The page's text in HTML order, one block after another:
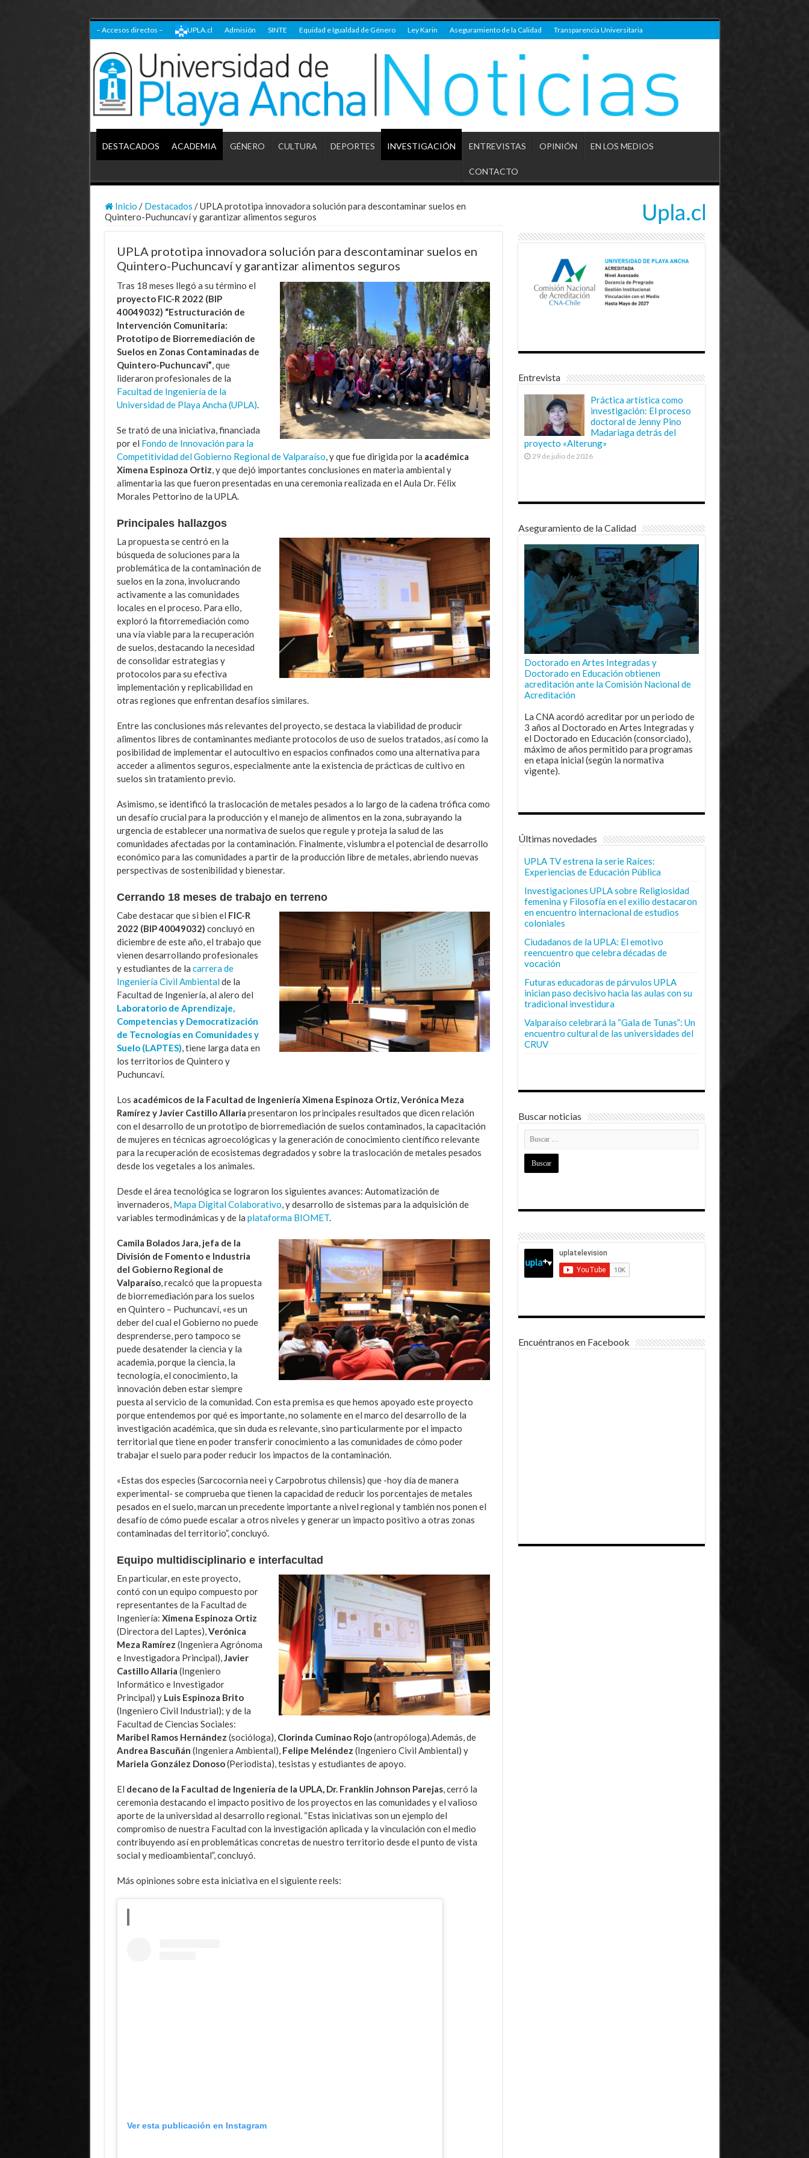
– Accesos directos – UPLA.cl Admisión SINTE Equidad e Igualdad de Género Ley Karin Aseguramiento de la Calidad Transparencia Universitaria
DESTACADOS ACADEMIA GÉNERO CULTURA DEPORTES INVESTIGACIÓN ENTREVISTAS OPINIÓN EN LOS MEDIOS
CONTACTO
Inicio / Destacados /UPLA prototipa innovadora solución para descontaminar suelos en
Quintero-Puchuncaví y garantizar alimentos seguros
UPLA prototipa innovadora solución para descontaminar suelos en
Quintero-Puchuncaví y garantizar alimentos seguros
Tras 18 meses llegó a su término el
proyecto FIC-R 2022 (BIP
40049032) “Estructuración de
Intervención Comunitaria:
Prototipo de Biorremediación de
Suelos en Zonas Contaminadas de
Quintero-Puchuncaví” , que
lideraron profesionales de la
Facultad de Ingeniería de la
Universidad de Playa Ancha (UPLA)
Se trató de una iniciativa, financiada
por el Fondo de Innovación para la
Competitividad del Gobierno Regional de Valparaíso , y que fue dirigida por la académica
Ximena Espinoza Ortiz , y que dejó importantes conclusiones en materia ambiental y
alimentaria las que fueron presentadas en una ceremonia realizada en el Aula Dr. Félix
Morales Pettorino de la UPLA.
Principales hallazgos
La propuesta se centró en la
búsqueda de soluciones para la
problemática de la contaminación de
suelos en la zona, involucrando
activamente a las comunidades
locales en el proceso. Para ello,
exploró la fitorremediación como
una vía viable para la recuperación
de suelos, destacando la necesidad
de consolidar estrategias y
protocolos para su efectiva
implementación y replicabilidad en
otras regiones que enfrentan desafíos similares.
Entre las conclusiones más relevantes del proyecto, se destaca la viabilidad de producir
alimentos libres de contaminantes mediante protocolos de uso de suelos tratados, así como la
posibilidad de implementar el autocultivo en espacios confinados como una alternativa para
acceder a alimentos seguros, especialmente ante la existencia de prácticas de cultivo en
suelos sin tratamiento previo.
Asimismo, se identificó la traslocación de metales pesados a lo largo de la cadena trófica como
un desafío crucial para la producción y el manejo de alimentos en la zona, subrayando la
urgencia de establecer una normativa de suelos que regule y proteja la salud de las
comunidades afectadas por la contaminación. Finalmente, vislumbra el potencial de desarrollo
económico para las comunidades a partir de la producción libre de metales, abriendo nuevas
perspectivas de sostenibilidad y bienestar.
Cerrando 18 meses de trabajo en terreno
Cabe destacar que si bien el FIC-R
2022 (BIP 40049032) concluyó en
diciembre de este año, el trabajo que
vienen desarrollando profesionales
y estudiantes de la carrera de
Ingeniería Civil Ambientalde la
Facultad de Ingeniería, al alero del
Laboratorio de Aprendizaje,
Competencias y Democratización
de Tecnologías en Comunidades y
Suelo (LAPTES) , tiene larga data en
los territorios de Quintero y
Puchuncaví.
Los académicos de la Facultad de Ingeniería Ximena Espinoza Ortiz, Verónica Meza
Ramírez y Javier Castillo Allaria presentaron los principales resultados que dicen relación
con el desarrollo de un prototipo de biorremediación de suelos contaminados, la capacitación
de mujeres en técnicas agroecológicas y la generación de conocimiento científico relevante
para la recuperación de ecosistemas degradados y sobre la traslocación de metales pesados
desde los vegetales a los animales.
Desde el área tecnológica se lograron los siguientes avances: Automatización de
invernaderos, Mapa Digital Colaborativo , y desarrollo de sistemas para la adquisición de
variables termodinámicas y de la plataforma BIOMET.
Camila Bolados Jara, jefa de la
División de Fomento e Industria
del Gobierno Regional de
Valparaíso, recalcó que la propuesta
de biorremediación para los suelos
en Quintero – Puchuncaví, «es un
deber del cual el Gobierno no puede
desprenderse, pero tampoco se
puede desatender la ciencia y la
academia, porque la ciencia, la
tecnología, el conocimiento, la
innovación deben estar siempre
puesta al servicio de la comunidad. Con esta premisa es que hemos apoyado este proyecto
porque entendemos por qué es importante, no solamente en el marco del desarrollo de la
investigación académica, que sin duda es relevante, sino particularmente por el impacto
territorial que tiene en poder transferir conocimiento a las comunidades de cómo poder
trabajar el suelo para poder reducir los impactos de la contaminación.
«Estas dos especies (Sarcocornia neei y Carpobrotus chilensis) que -hoy día de manera
experimental- se comprueba que tienen la capacidad de reducir los porcentajes de metales
pesados en el suelo, marcan un precedente importante a nivel regional y también nos ponen el
desafío de cómo puede escalar a otros niveles y generar un impacto positivo a otras zonas
contaminadas del territorio”, concluyó.
Equipo multidisciplinario e interfacultad
En particular, en este proyecto,
contó con un equipo compuesto por
representantes de la Facultad de
Ingeniería: Ximena Espinoza Ortiz
(Directora del Laptes), Verónica
Meza Ramírez (Ingeniera Agrónoma
e Investigadora Principal), Javier
Castillo Allaria (Ingeniero
Informático e Investigador
Principal) y Luis Espinoza Brito
(Ingeniero Civil Industrial); y de la
Facultad de Ciencias Sociales:
Maribel Ramos Hernández (socióloga), Clorinda Cuminao Rojo(antropóloga).Además, de
Andrea Bascuñán (Ingeniera Ambiental), Felipe Meléndez (Ingeniero Civil Ambiental) y
Mariela González Donoso(Periodista), tesistas y estudiantes de apoyo.
El decano de la Facultad de Ingeniería de la UPLA, Dr. Franklin Johnson Parejas, cerró la
ceremonia destacando el impacto positivo de los proyectos en las comunidades y el valioso
aporte de la universidad al desarrollo regional. “Estas iniciativas son un ejemplo del
compromiso de nuestra Facultad con la investigación aplicada y la vinculación con el medio
contribuyendo así en problemáticas concretas de nuestro territorio desde el punto de vista
social y medioambiental”, concluyó.
Más opiniones sobre esta iniciativa en el siguiente reels:
Ver esta publicación en Instagram
Entrevista
Práctica artística como
investigación: El proceso
doctoral de Jenny Pino
Madariaga detrás del
proyecto «Alterung»
29 de julio de 2026
Aseguramiento de la Calidad
Doctorado en Artes Integradas y
Doctorado en Educación obtienen
acreditación ante la Comisión Nacional de
Acreditación
La CNA acordó acreditar por un periodo de
3 años al Doctorado en Artes Integradas y
el Doctorado en Educación (consorciado),
máximo de años permitido para programas
en etapa inicial (según la normativa
vigente).
Últimas novedades
UPLA TV estrena la serie Raíces:
Experiencias de Educación Pública
Investigaciones UPLA sobre Religiosidad
femenina y Filosofía en el exilio destacaron
en encuentro internacional de estudios
coloniales
Ciudadanos de la UPLA: El emotivo
reencuentro que celebra décadas de
vocación
Futuras educadoras de párvulos UPLA
inician paso decisivo hacia las aulas con su
tradicional investidura
Valparaíso celebrará la “Gala de Tunas”: Un
encuentro cultural de las universidades del
CRUV
Buscar noticias
Encuéntranos en Facebook